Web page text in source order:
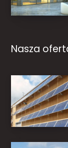
Nasza